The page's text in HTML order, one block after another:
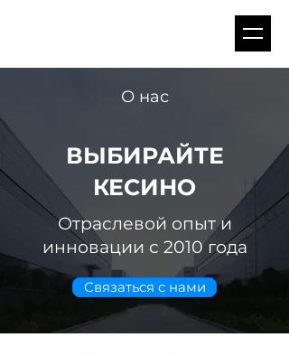
О нас
ВЫБИРАЙТЕ
КЕСИНО
Отраслевой опыт и
инновации с 2010 года
Связаться с нами